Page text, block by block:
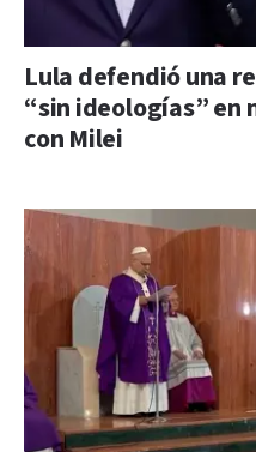
Lula defendió una
“sin ideologías” en
con Milei